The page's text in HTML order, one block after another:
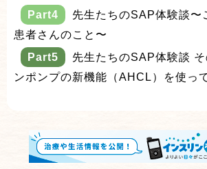
Part4
先生たちのSAP体験談〜
患者さんのこと〜
Part5
先生たちのSAP体験談 そ
ンポンプの新機能（AHCL）を使っ